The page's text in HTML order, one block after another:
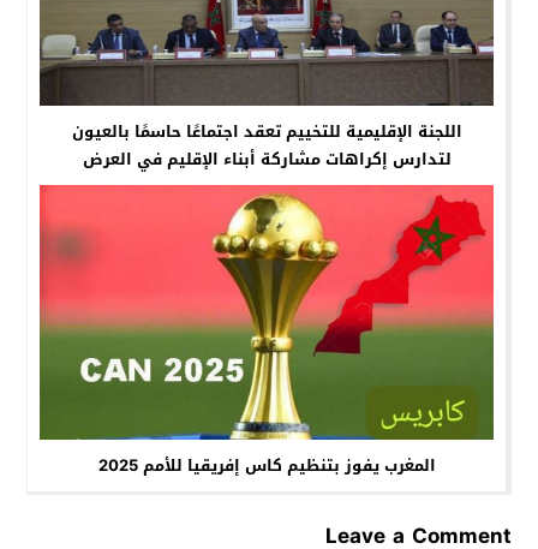
اللجنة الإقليمية للتخييم تعقد اجتماعًا حاسمًا بالعيون
لتدارس إكراهات مشاركة أبناء الإقليم في العرض
الوطني للتخييم
المغرب يفوز بتنظيم كاس إفريقيا للأمم 2025
Leave a Comment